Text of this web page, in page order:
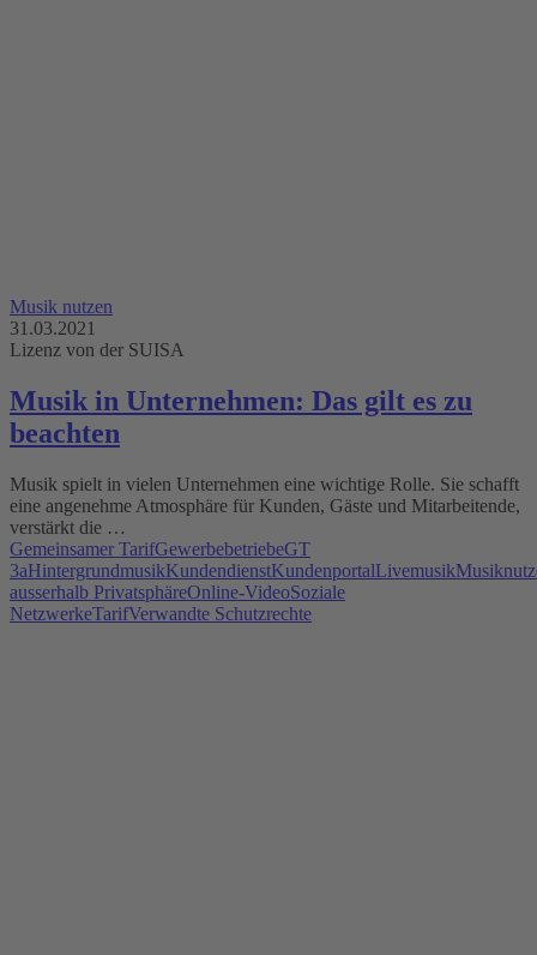
Musik nutzen
31.03.2021
Lizenz von der SUISA
Musik in Unternehmen: Das gilt es zu
beachten
Musik spielt in vielen Unternehmen eine wichtige Rolle. Sie schafft
eine angenehme Atmosphäre für Kunden, Gäste und Mitarbeitende,
verstärkt die …
Gemeinsamer TarifGewerbebetriebeGT
3aHintergrundmusikKundendienstKundenportalLivemusik
ausserhalb PrivatsphäreOnline-VideoSoziale
NetzwerkeTarifVerwandte Schutzrechte